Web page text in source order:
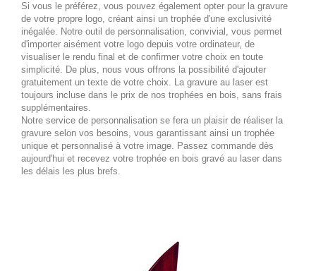
Si vous le préférez, vous pouvez également opter pour la gravure
de votre propre logo, créant ainsi un trophée d'une exclusivité
inégalée. Notre outil de personnalisation, convivial, vous permet
d'importer aisément votre logo depuis votre ordinateur, de
visualiser le rendu final et de confirmer votre choix en toute
simplicité. De plus, nous vous offrons la possibilité d'ajouter
gratuitement un texte de votre choix. La gravure au laser est
toujours incluse dans le prix de nos trophées en bois, sans frais
supplémentaires.
Notre service de personnalisation se fera un plaisir de réaliser la
gravure selon vos besoins, vous garantissant ainsi un trophée
unique et personnalisé à votre image. Passez commande dès
aujourd'hui et recevez votre trophée en bois gravé au laser dans
les délais les plus brefs.